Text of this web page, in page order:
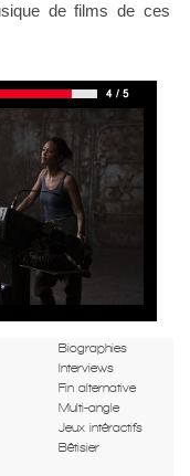
de films de ces
Biographies
Interviews
Fin alternative
Multi-angle
Jeux intéractifs
Bêtisier